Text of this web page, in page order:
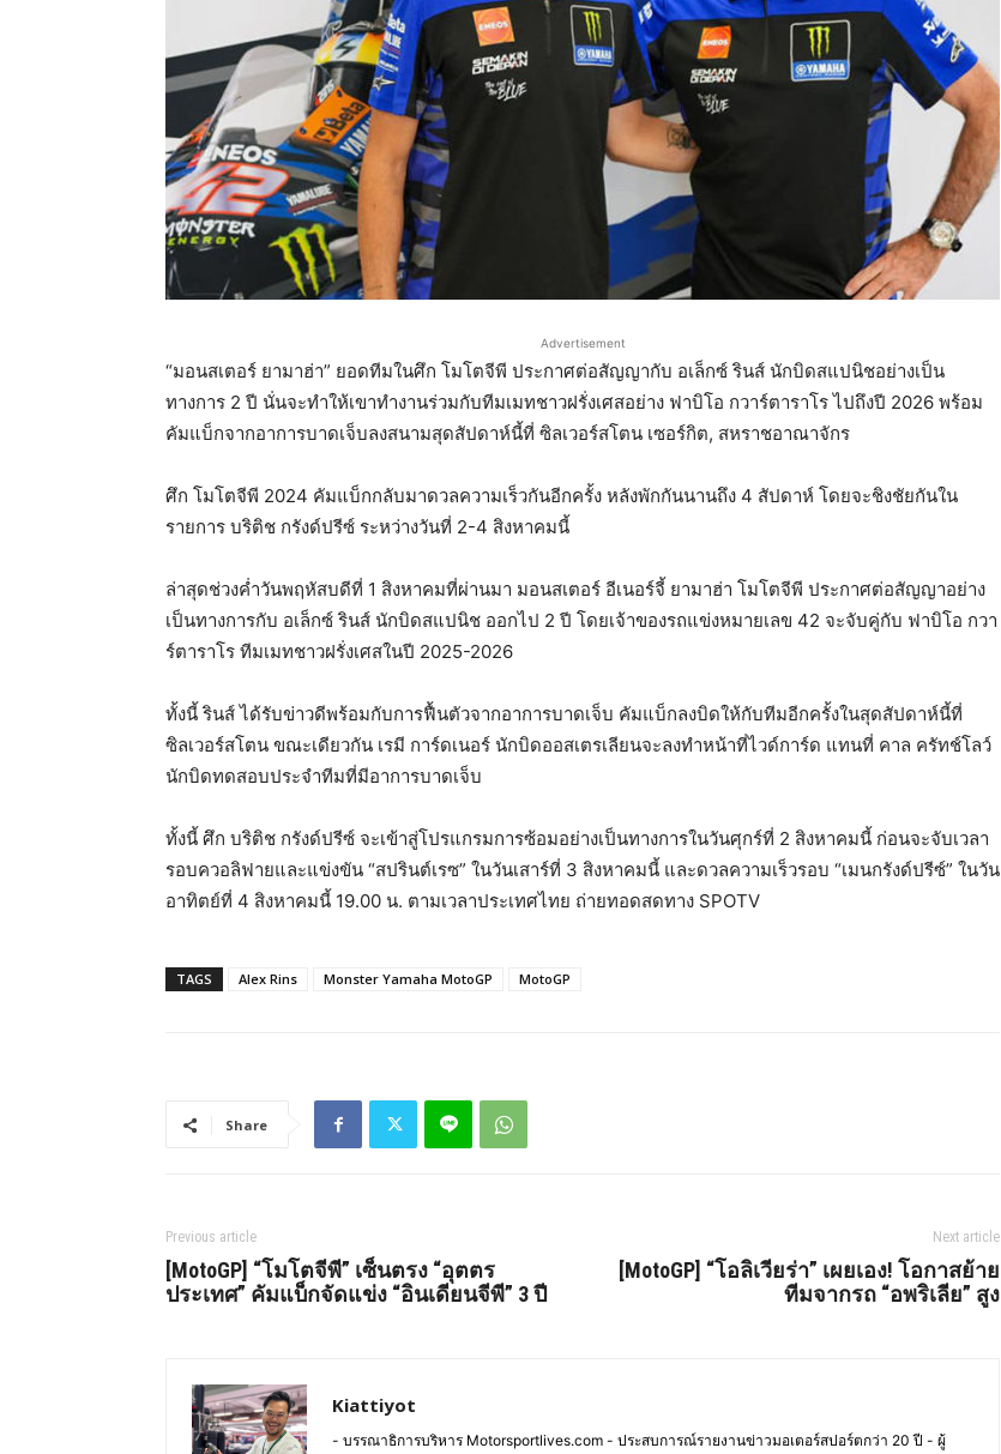
Advertisement
“มอนสเตอร์ ยามาฮ่า” ยอดทีมในศึก โมโตจีพี ประกาศต่อสัญญากับ อเล็กซ์ รินส์ นักบิดสแปนิชอย่างเป็น
ทางการ 2 ปี นั่นจะทำให้เขาทำงานร่วมกับทีมเมทชาวฝรั่งเศสอย่าง ฟาบิโอ กวาร์ตาราโร ไปถึงปี 2026 พร้อม
คัมแบ็กจากอาการบาดเจ็บลงสนามสุดสัปดาห์นี้ที่ ซิลเวอร์สโตน เซอร์กิต, สหราชอาณาจักร
ศึก โมโตจีพี 2024 คัมแบ็กกลับมาดวลความเร็วกันอีกครั้ง หลังพักกันนานถึง 4 สัปดาห์ โดยจะชิงชัยกันใน
รายการ บริติช กรังด์ปรีซ์ ระหว่างวันที่ 2-4 สิงหาคมนี้
ล่าสุดช่วงค่ำวันพฤหัสบดีที่ 1 สิงหาคมที่ผ่านมา มอนสเตอร์ อีเนอร์จี้ ยามาฮ่า โมโตจีพี ประกาศต่อสัญญาอย่าง
เป็นทางการกับ อเล็กซ์ รินส์ นักบิดสแปนิช ออกไป 2 ปี โดยเจ้าของรถแข่งหมายเลข 42 จะจับคู่กับ ฟาบิโอ กวา
ร์ตาราโร ทีมเมทชาวฝรั่งเศสในปี 2025-2026
ทั้งนี้ รินส์ ได้รับข่าวดีพร้อมกับการฟื้นตัวจากอาการบาดเจ็บ คัมแบ็กลงบิดให้กับทีมอีกครั้งในสุดสัปดาห์นี้ที่
ซิลเวอร์สโตน ขณะเดียวกัน เรมี การ์ดเนอร์ นักบิดออสเตรเลียนจะลงทำหน้าที่ไวด์การ์ด แทนที่ คาล ครัทช์โลว์
นักบิดทดสอบประจำทีมที่มีอาการบาดเจ็บ
ทั้งนี้ ศึก บริติช กรังด์ปรีซ์ จะเข้าสู่โปรแกรมการซ้อมอย่างเป็นทางการในวันศุกร์ที่ 2 สิงหาคมนี้ ก่อนจะจับเวลา
รอบควอลิฟายและแข่งขัน “สปรินต์เรซ” ในวันเสาร์ที่ 3 สิงหาคมนี้ และดวลความเร็วรอบ “เมนกรังด์ปรีซ์” ในวัน
อาทิตย์ที่ 4 สิงหาคมนี้ 19.00 น. ตามเวลาประเทศไทย ถ่ายทอดสดทาง SPOTV
TAGS Alex Rins Monster Yamaha MotoGP MotoGP
Share
Previous article
[MotoGP] “โมโตจีพี” เซ็นตรง “อุตตร
ประเทศ” คัมแบ็กจัดแข่ง “อินเดียนจีพี” 3 ปี
Next article
[MotoGP] “โอลิเวียร่า” เผยเอง! โอกาสย้าย
ทีมจากรถ “อพริเลีย” สูง
Kiattiyot
- บรรณาธิการบริหาร Motorsportlives.com - ประสบการณ์รายงานข่าวมอเตอร์สปอร์ตกว่า 20 ปี - ผู้